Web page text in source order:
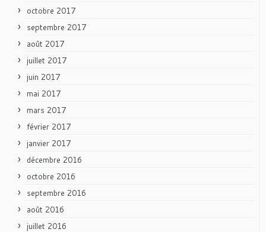
octobre 2017
septembre 2017
août 2017
juillet 2017
juin 2017
mai 2017
mars 2017
février 2017
janvier 2017
décembre 2016
octobre 2016
septembre 2016
août 2016
juillet 2016